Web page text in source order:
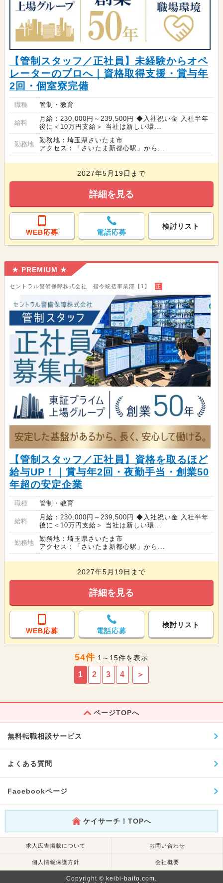
【管制スタッフ／正社員】未経験からオペ
レーターのプロへ｜資格取得支援・賞与年
2回・個室寮完備
職種 管制・教育
給料
月給：230,000円～239,500円 ◆入社祝い金 入社半年
後に＜10万円支給＞ 当社は新しい環...
勤務地
勤務地：埼玉県さいたま市
アクセス：「さいたま新都心駅」から...
2027年5月19日まで
詳細を見る
WEB応募 電話応募
検討リスト
★ PREMIUM ★
セントラル警備保障株式会社 指令統括事業部【1】 正
【管制スタッフ／正社員】資格を取るほど
給与UP！｜賞与年2回・夜勤手当・創業50
年超の安定企業
職種 管制・教育
給料
月給：230,000円～239,500円 ◆入社祝い金 入社半年
後に＜10万円支給＞ 当社は新しい環...
勤務地
勤務地：埼玉県さいたま市
アクセス：「さいたま新都心駅」から...
2027年5月19日まで
詳細を見る
WEB応募 電話応募
検討リスト
54件 1～15件を表示
1 2 3 4 ＞
ページTOPへ
無料転職相談サービス
よくある質問
Facebookページ
ケイサーチ！TOPへ
求人広告掲載について お問い合わせ
個人情報保護方針 会社概要
Copyright © keibi-baito.com.